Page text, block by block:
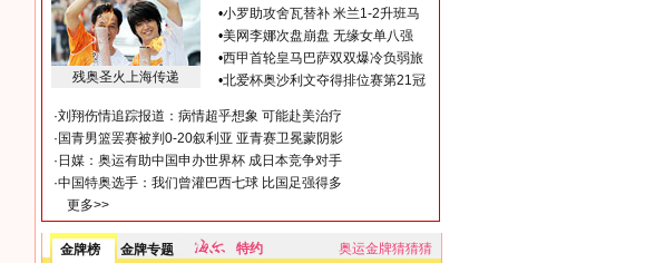
残奥圣火上海传递
•小罗助攻舍瓦替补 米兰1-2升班马
•美网李娜次盘崩盘 无缘女单八强
•西甲首轮皇马巴萨双双爆冷负弱旅
•北爱杯奥沙利文夺得排位赛第21冠
·刘翔伤情追踪报道：病情超乎想象 可能赴美治疗
· 国青男篮罢赛被判0-20叙利亚 亚青赛卫冕蒙阴影
· 日媒：奥运有助中国申办世界杯 成日本竞争对手
·中国特奥选手：我们曾灌巴西七球 比国足强得多
更多>>
金牌榜 金牌专题 特约
奥运金牌猜猜猜